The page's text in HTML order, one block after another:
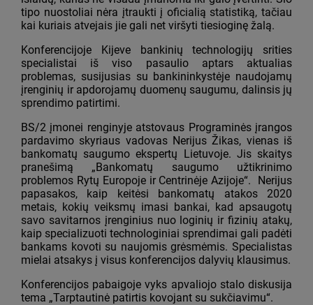
tipo nuostoliai nėra įtraukti į oficialią statistiką, tačiau
kai kuriais atvejais jie gali net viršyti tiesioginę žalą.
Konferencijoje Kijeve bankinių technologijų srities
specialistai iš viso pasaulio aptars aktualias
problemas, susijusias su bankininkystėje naudojamų
įrenginių ir apdorojamų duomenų saugumu, dalinsis jų
sprendimo patirtimi.
BS/2 įmonei renginyje atstovaus Programinės įrangos
pardavimo skyriaus vadovas Nerijus Žikas, vienas iš
bankomatų saugumo ekspertų Lietuvoje. Jis skaitys
pranešimą „Bankomatų saugumo užtikrinimo
problemos Rytų Europoje ir Centrinėje Azijoje“. Nerijus
papasakos, kaip keitėsi bankomatų atakos 2020
metais, kokių veiksmų imasi bankai, kad apsaugotų
savo savitarnos įrenginius nuo loginių ir fizinių atakų,
kaip specializuoti technologiniai sprendimai gali padėti
bankams kovoti su naujomis grėsmėmis. Specialistas
mielai atsakys į visus konferencijos dalyvių klausimus.
Konferencijos pabaigoje vyks apvaliojo stalo diskusija
tema „Tarptautinė patirtis kovojant su sukčiavimu“.